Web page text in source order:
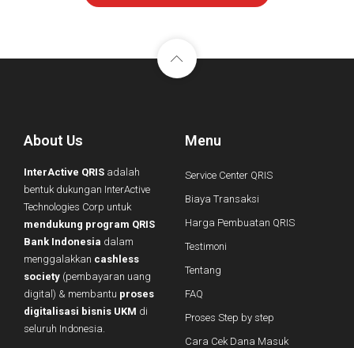
About Us
InterActive QRIS adalah
bentuk dukungan InterActive
Technologies Corp untuk
mendukung program QRIS
Bank Indonesia dalam
menggalakkan cashless
society (pembayaran uang
digital) & membantu proses
digitalisasi bisnis UKM di
seluruh Indonesia.
Menu
Service Center QRIS
Biaya Transaksi
Harga Pembuatan QRIS
Testimoni
Tentang
FAQ
Proses Step by step
Cara Cek Dana Masuk